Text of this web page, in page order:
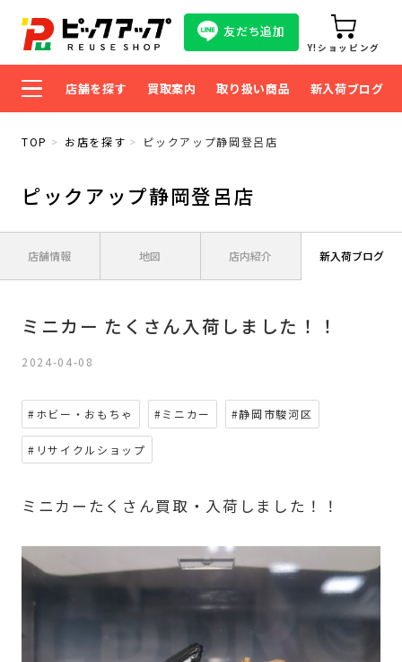
友だち追加
Y!ショッピング
店舗を探す 買取案内 取り扱い商品 新入荷ブログ
TOP お店を探す ピックアップ静岡登呂店
ピックアップ静岡登呂店
店舗情報 地図 店内紹介 新入荷ブログ
ミニカー たくさん入荷しました！！
2024-04-08
#ホビー・おもちゃ #ミニカー #静岡市駿河区
#リサイクルショップ
ミニカーたくさん買取・入荷しました！！